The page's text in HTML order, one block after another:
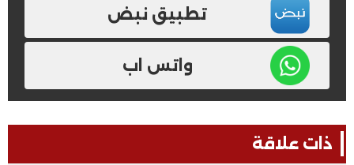
تطبيق نبض
واتس اب
ذات علاقة